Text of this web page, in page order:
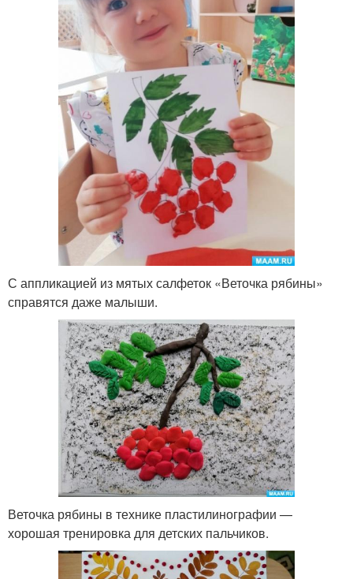
С аппликацией из мятых салфеток «Веточка рябины»
справятся даже малыши.
Веточка рябины в технике пластилинографии —
хорошая тренировка для детских пальчиков.